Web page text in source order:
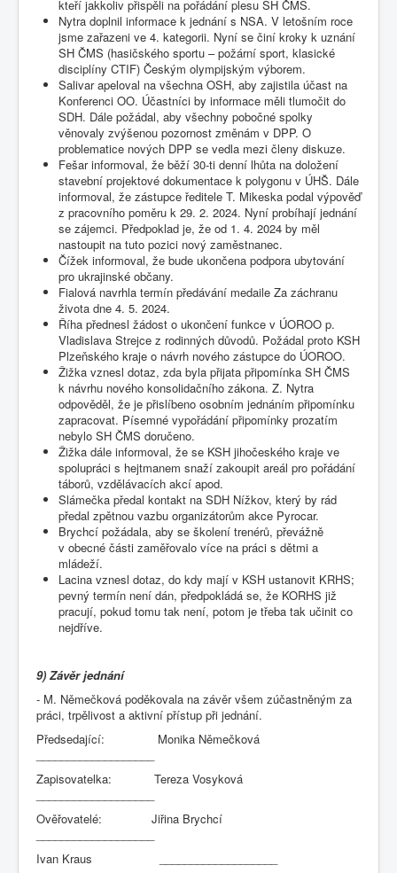
kteří jakkoliv přispěli na pořádání plesu SH ČMS.
Nytra doplnil informace k jednání s NSA. V letošním roce
jsme zařazeni ve 4. kategorii. Nyní se činí kroky k uznání
SH ČMS (hasičského sportu – požární sport, klasické
disciplíny CTIF) Českým olympijským výborem.
Salivar apeloval na všechna OSH, aby zajistila účast na
Konferenci OO. Účastníci by informace měli tlumočit do
SDH. Dále požádal, aby všechny pobočné spolky
věnovaly zvýšenou pozornost změnám v DPP. O
problematice nových DPP se vedla mezi členy diskuze.
Fešar informoval, že běží 30-ti denní lhůta na doložení
stavební projektové dokumentace k polygonu v ÚHŠ. Dále
informoval, že zástupce ředitele T. Mikeska podal výpověď
z pracovního poměru k 29. 2. 2024. Nyní probíhají jednání
se zájemci. Předpoklad je, že od 1. 4. 2024 by měl
nastoupit na tuto pozici nový zaměstnanec.
Čížek informoval, že bude ukončena podpora ubytování
pro ukrajinské občany.
Fialová navrhla termín předávání medaile Za záchranu
života dne 4. 5. 2024.
Říha přednesl žádost o ukončení funkce v ÚOROO p.
Vladislava Strejce z rodinných důvodů. Požádal proto KSH
Plzeňského kraje o návrh nového zástupce do ÚOROO.
Žižka vznesl dotaz, zda byla přijata připomínka SH ČMS
k návrhu nového konsolidačního zákona. Z. Nytra
odpověděl, že je přislíbeno osobním jednáním připomínku
zapracovat. Písemné vypořádání připomínky prozatím
nebylo SH ČMS doručeno.
Žižka dále informoval, že se KSH jihočeského kraje ve
spolupráci s hejtmanem snaží zakoupit areál pro pořádání
táborů, vzdělávacích akcí apod.
Slámečka předal kontakt na SDH Nížkov, který by rád
předal zpětnou vazbu organizátorům akce Pyrocar.
Brychcí požádala, aby se školení trenérů, převážně
v obecné části zaměřovalo více na práci s dětmi a
mládeží.
Lacina vznesl dotaz, do kdy mají v KSH ustanovit KRHS;
pevný termín není dán, předpokládá se, že KORHS již
pracují, pokud tomu tak není, potom je třeba tak učinit co
nejdříve.
9) Závěr jednání
- M. Němečková poděkovala na závěr všem zúčastněným za
práci, trpělivost a aktivní přístup při jednání.
Předsedající: Monika Němečková
Zapisovatelka: Tereza Vosyková
Ověřovatelé: Jiřina Brychcí
Ivan Kraus ___________________